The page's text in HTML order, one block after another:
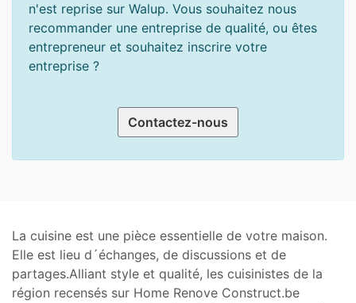
n'est reprise sur Walup. Vous souhaitez nous
recommander une entreprise de qualité, ou êtes
entrepreneur et souhaitez inscrire votre
entreprise ?
Contactez-nous
La cuisine est une pièce essentielle de votre maison.
Elle est lieu d´échanges, de discussions et de
partages.Alliant style et qualité, les cuisinistes de la
région recensés sur Home Renove Construct.be